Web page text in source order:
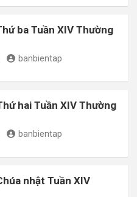
ba Tuần XIV Thường
banbientap
hai Tuần XIV Thường
banbientap
nhật Tuần XIV